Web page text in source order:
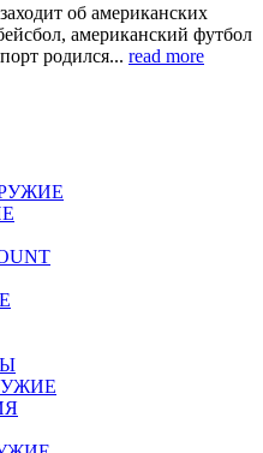
об американских
американский футбол
родился... read more